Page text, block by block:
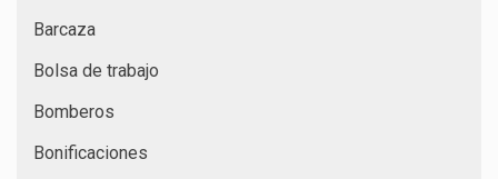
Barcaza
Bolsa de trabajo
Bomberos
Bonificaciones